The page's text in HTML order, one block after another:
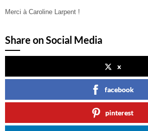
Merci à Caroline Larpent !
Share on Social Media
x
facebook
pinterest